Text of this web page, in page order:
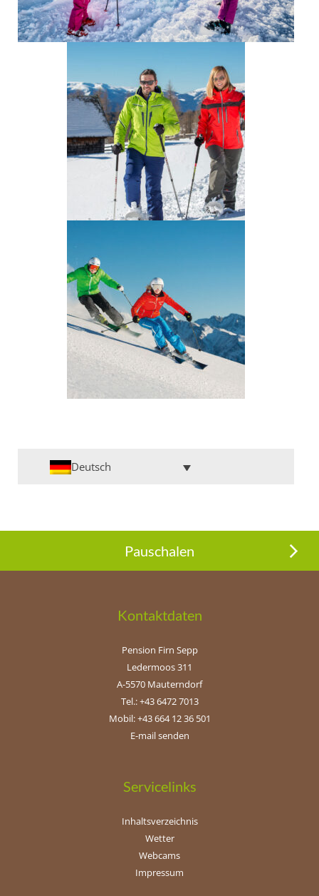
Deutsch
Pauschalen
Kontaktdaten
Pension Firn Sepp
Ledermoos 311
A-5570 Mauterndorf
Tel.: +43 6472 7013
Mobil: +43 664 12 36 501
E-mail senden
Servicelinks
Inhaltsverzeichnis
Wetter
Webcams
Impressum